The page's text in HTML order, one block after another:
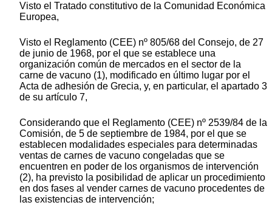
Visto el Tratado constitutivo de la Comunidad Económica
Europea,
Visto el Reglamento (CEE) nº 805/68 del Consejo, de 27
de junio de 1968, por el que se establece una
organización común de mercados en el sector de la
carne de vacuno (1), modificado en último lugar por el
Acta de adhesión de Grecia, y, en particular, el apartado 3
de su artículo 7,
Considerando que el Reglamento (CEE) nº 2539/84 de la
Comisión, de 5 de septiembre de 1984, por el que se
establecen modalidades especiales para determinadas
ventas de carnes de vacuno congeladas que se
encuentren en poder de los organismos de intervención
(2), ha previsto la posibilidad de aplicar un procedimiento
en dos fases al vender carnes de vacuno procedentes de
las existencias de intervención;